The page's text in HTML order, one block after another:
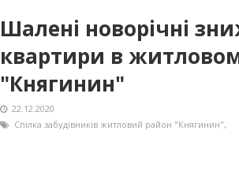
Шалені новорічні
квартири в
"Княгинин"
22.12.2020
Спілка забудівників житловий район "Княгинин",